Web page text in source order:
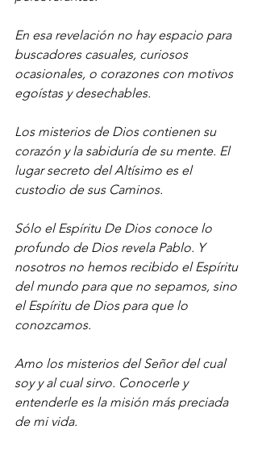
En esa revelación no hay espacio para
buscadores casuales, curiosos
ocasionales, o corazones con motivos
egoístas y desechables.
Los misterios de Dios contienen su
corazón y la sabiduría de su mente. El
lugar secreto del Altísimo es el
custodio de sus Caminos.
Sólo el Espíritu De Dios conoce lo
profundo de Dios revela Pablo. Y
nosotros no hemos recibido el Espíritu
del mundo para que no sepamos, sino
el Espíritu de Dios para que lo
conozcamos.
Amo los misterios del Señor del cual
soy y al cual sirvo. Conocerle y
entenderle es la misión más preciada
de mi vida.